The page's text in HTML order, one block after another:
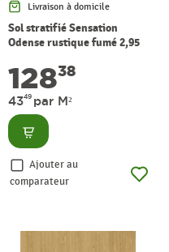
Livraison à domicile
Sol stratifié Sensation
Odense rustique fumé 2,95
12838
4349 par M²
Consulter
Ajouter au
comparateur